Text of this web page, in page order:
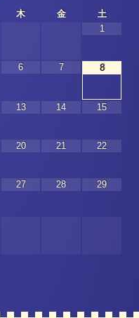
木 金
土
1
6 7 8
13 14 15
20 21 22
27 28 29